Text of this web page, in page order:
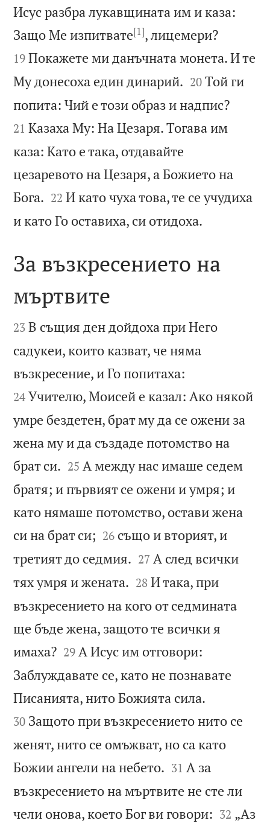
Исус разбра лукавщината им и каза:
Защо Ме изпитвате[1], лицемери?
19 Покажете ми данъчната монета. И те
Му донесоха един динарий. 

20 Той ги
попита: Чий е този образ и надпис?
21 Казаха Му: На Цезаря. Тогава им
каза: Като е така, отдавайте
цезаревото на Цезаря, а Божието на
Бога. 

22 И като чуха това, те се учудиха
и като Го оставиха, си отидоха.

За възкресението на
мъртвите

23 В същия ден дойдоха при Него
садукеи, които казват, че няма
възкресение, и Го попитаха:
24 Учителю, Моисей е казал: Ако някой
умре бездетен, брат му да се ожени за
жена му и да създаде потомство на
брат си. 

25 А между нас имаше седем
братя; и първият се ожени и умря; и
като нямаше потомство, остави жена
си на брат си; 

26 също и вторият, и
третият до седмия. 

27 А след всички
тях умря и жената. 

28 И така, при
възкресението на кого от седмината
ще бъде жена, защото те всички я
имаха?
29 А Исус им отговори:
Заблуждавате се, като не познавате
Писанията, нито Божията сила.
30 Защото при възкресението нито се
женят, нито се омъжват, но са като
Божии ангели на небето. 

31 А за
възкресението на мъртвите не сте ли
чели онова, което Бог ви говори: 

32 „Аз